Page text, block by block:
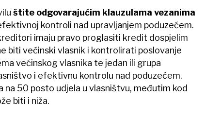
štite odgovarajućim klauzulama vezanima
kontroli nad upravljanjem poduzećem.
imaju pravo proglasiti kredit dospjelim
biti većinski vlasnik i kontrolirati poslovanje
većinskog vlasnika te jedan ili grupa
i efektivnu kontrolu nad poduzećem.
na 50 posto udjela u vlasništvu, međutim kod
biti i niža.